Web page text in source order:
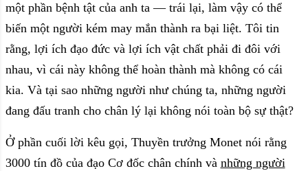
một phần bệnh tật của anh ta — trái lại, làm vậy có thể
biến một người kém may mắn thành ra bại liệt. Tôi tin
rằng, lợi ích đạo đức và lợi ích vật chất phải đi đôi với
nhau, vì cái này không thể hoàn thành mà không có cái
kia. Và tại sao những người như chúng ta, những người
đang đấu tranh cho chân lý lại không nói toàn bộ sự thật?
Ở phần cuối lời kêu gọi, Thuyền trưởng Monet nói rằng
3000 tín đồ của đạo Cơ đốc chân chính và những người